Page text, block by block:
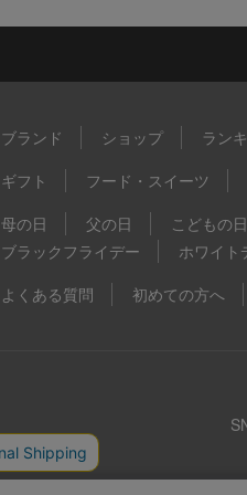
ブランド ショップ ラン
ギフト フード・スイーツ
母の日 父の日 こどもの日
ブラックフライデー
ホワイト
よくある質問 初めての方へ